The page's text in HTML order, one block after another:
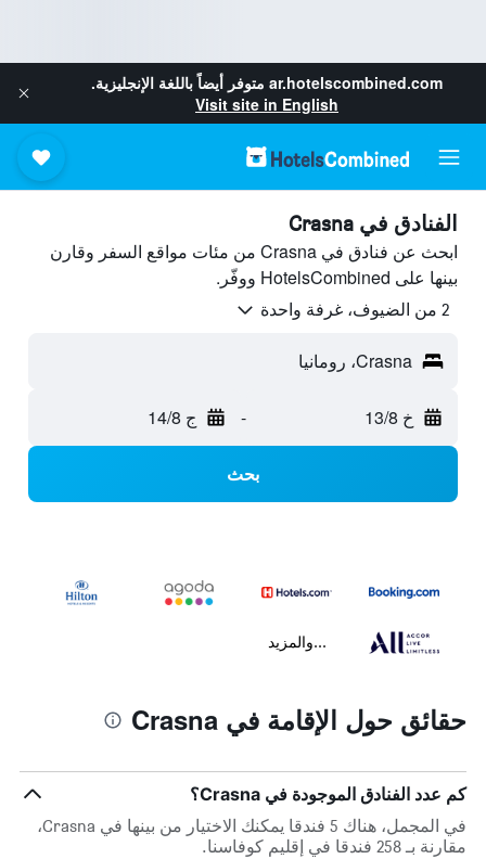
ar.hotelscombined.com متوفر أيضاً باللغة الإنجليزية.
Visit site in English
الفنادق في Crasna
ابحث عن فنادق في Crasna من مئات مواقع السفر وقارن
بينها على HotelsCombined ووفّر.
2 من الضيوف، غرفة واحدة
Crasna، رومانيا
خ 13/8 - ج 14/8
بحث
...والمزيد
حقائق حول الإقامة في Crasna
كم عدد الفنادق الموجودة في Crasna؟
في المجمل، هناك 5 فندقا يمكنك الاختيار من بينها في Crasna،
مقارنة بـ 258 فندقا في إقليم كوفاسنا.